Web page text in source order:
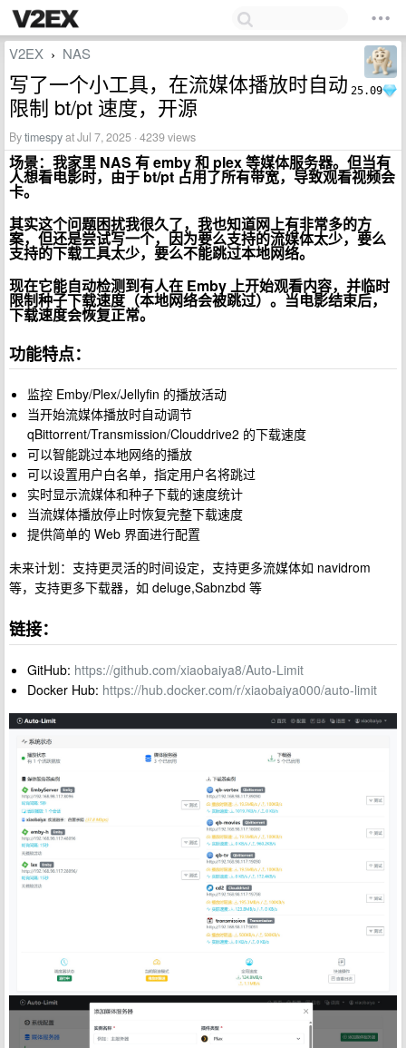
25.09
V2EX › NAS
写了一个小工具，在流媒体播放时自动
限制 bt/pt 速度，开源
Bytimespyat Jul 7, 2025 · 4239 views
场景：我家里 NAS 有 emby 和 plex 等媒体服务器。但当有
人想看电影时，由于 bt/pt 占用了所有带宽，导致观看视频会
卡。
其实这个问题困扰我很久了，我也知道网上有非常多的方
案，但还是尝试写一个，因为要么支持的流媒体太少，要么
支持的下载工具太少，要么不能跳过本地网络。
现在它能自动检测到有人在 Emby 上开始观看内容，并临时
限制种子下载速度（本地网络会被跳过）。当电影结束后，
下载速度会恢复正常。
功能特点：
监控 Emby/Plex/Jellyfin 的播放活动
当开始流媒体播放时自动调节
qBittorrent/Transmission/Clouddrive2 的下载速度
可以智能跳过本地网络的播放
可以设置用户白名单，指定用户名将跳过
实时显示流媒体和种子下载的速度统计
当流媒体播放停止时恢复完整下载速度
提供简单的 Web 界面进行配置
未来计划：支持更灵活的时间设定，支持更多流媒体如 navidrom
等，支持更多下载器，如 deluge,Sabnzbd 等
链接：
GitHub: https://github.com/xiaobaiya8/Auto-Limit
Docker Hub: https://hub.docker.com/r/xiaobaiya000/auto-limit